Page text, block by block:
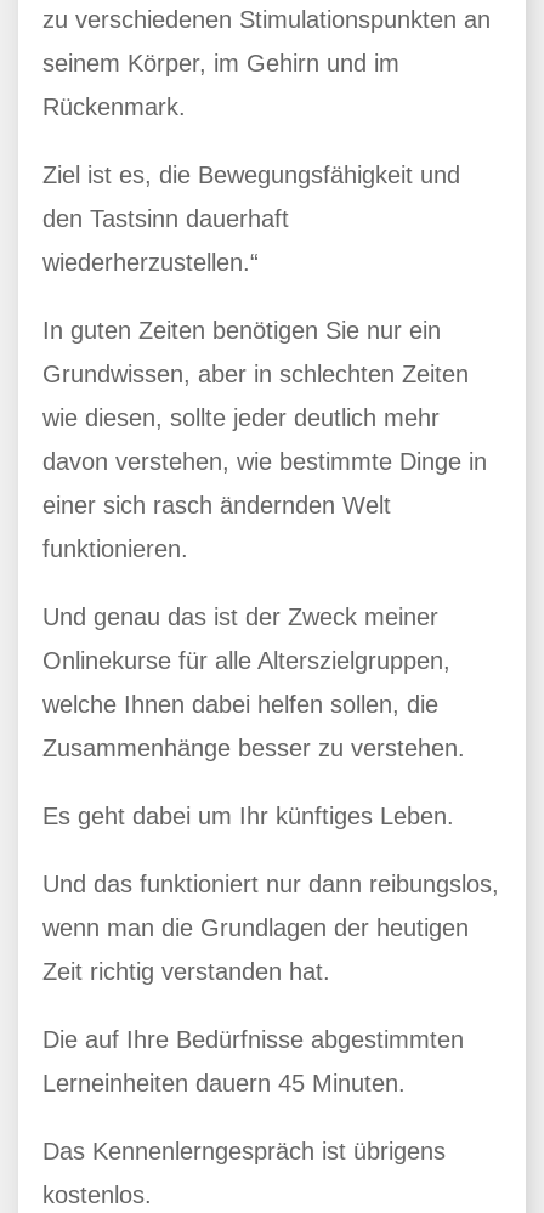
zu verschiedenen Stimulationspunkten an
seinem Körper, im Gehirn und im
Rückenmark.
Ziel ist es, die Bewegungsfähigkeit und
den Tastsinn dauerhaft
wiederherzustellen.“
In guten Zeiten benötigen Sie nur ein
Grundwissen, aber in schlechten Zeiten
wie diesen, sollte jeder deutlich mehr
davon verstehen, wie bestimmte Dinge in
einer sich rasch ändernden Welt
funktionieren.
Und genau das ist der Zweck meiner
Onlinekurse für alle Alterszielgruppen,
welche Ihnen dabei helfen sollen, die
Zusammenhänge besser zu verstehen.
Es geht dabei um Ihr künftiges Leben.
Und das funktioniert nur dann reibungslos,
wenn man die Grundlagen der heutigen
Zeit richtig verstanden hat.
Die auf Ihre Bedürfnisse abgestimmten
Lerneinheiten dauern 45 Minuten.
Das Kennenlerngespräch ist übrigens
kostenlos.